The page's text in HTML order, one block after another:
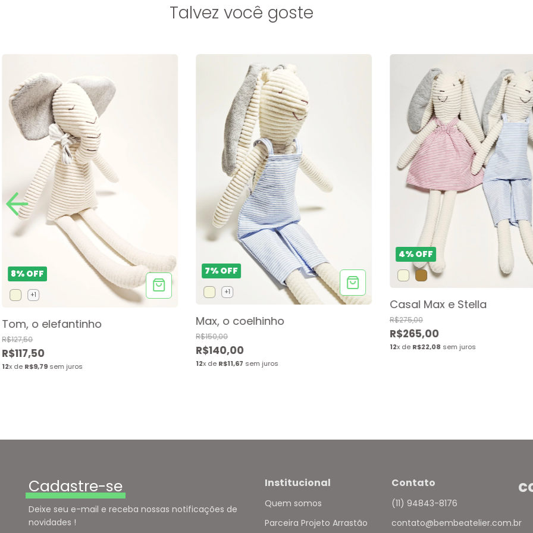
Talvez você goste
8% OFF
+1
Tom, o elefantinho
R$127,50
R$117,50
12x deR$9,79sem juros
7%OFF
+1
Max, o coelhinho
R$150,00
R$140,00
12x deR$11,67 sem juros
4%OFF
Casal Max e Stella
R$275,00
R$265,00
12x deR$22,08sem juros
Cadastre-se
Deixe seu e-mail e receba nossas notificações de
novidades !
Institucional
Quem somos
Parceira Projeto Arrastão
Contato
(11) 94843-8176
contato@bembeatelier.com.br